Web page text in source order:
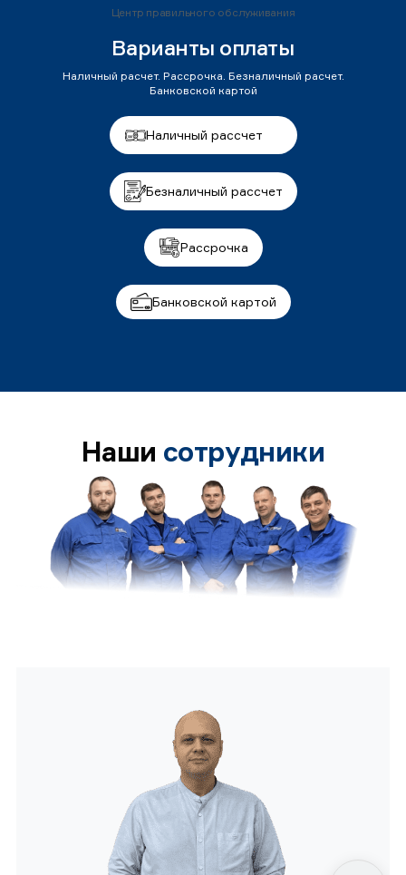
Центр правильного обслуживания
Варианты оплаты
Наличный расчет. Рассрочка. Безналичный расчет.
Банковской картой
Наличный рассчет
Безналичный рассчет
Рассрочка
Банковской картой
Наши сотрудники